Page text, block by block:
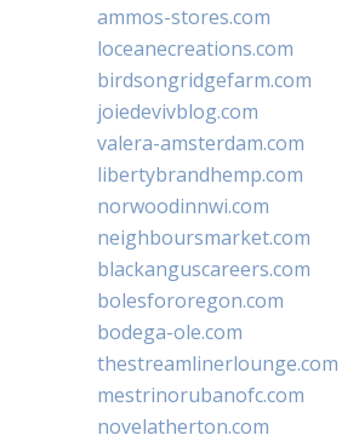
ammos-stores.com
loceanecreations.com
birdsongridgefarm.com
joiedevivblog.com
valera-amsterdam.com
libertybrandhemp.com
norwoodinnwi.com
neighboursmarket.com
blackanguscareers.com
bolesfororegon.com
bodega-ole.com
thestreamlinerlounge.com
mestrinorubanofc.com
novelatherton.com